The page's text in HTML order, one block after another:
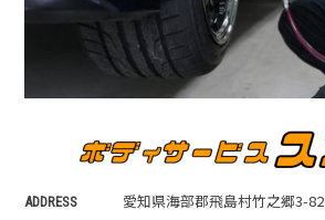
ADDRESS 愛知県海部郡飛島村竹之郷3-82